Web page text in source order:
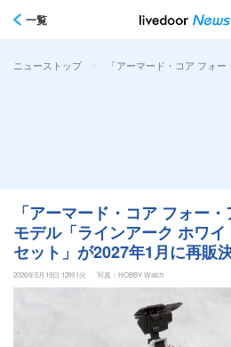
一覧
ニューストップ > 「アーマード・コア フォ
「アーマード・コア フォー
モデル「ラインアーク ホワ
セット」が2027年1月に再販
2026年5月19日 12時1分 写真：HOBBY Watch